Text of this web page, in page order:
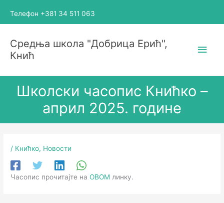
Телефон +381 34 511 063
Средња школа "Добрица Ерић",
Кнић
Школски часопис Книћко –
април 2025. године
/ Книћко, Новости
Часопис прочитајте наОВОМ линку.